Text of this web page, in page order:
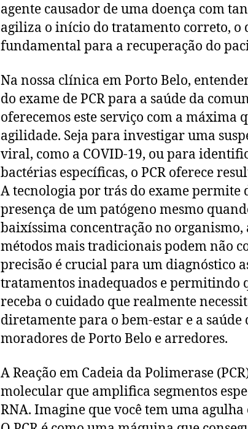
agente causador de uma doença com
agiliza o início do tratamento correto, o
fundamental para a recuperação do
Na nossa clínica em Porto Belo,
do exame de PCR para a saúde da
oferecemos este serviço com a máxima
agilidade. Seja para investigar uma
viral, como a COVID-19, ou para
bactérias específicas, o PCR oferece
A tecnologia por trás do exame permite
presença de um patógeno mesmo
baixíssima concentração no organismo,
métodos mais tradicionais podem não
precisão é crucial para um diagnóstico
tratamentos inadequados e permitindo
receba o cuidado que realmente
diretamente para o bem-estar e a saúde
moradores de Porto Belo e arredores.
A Reação em Cadeia da Polimerase
molecular que amplifica segmentos
RNA. Imagine que você tem uma